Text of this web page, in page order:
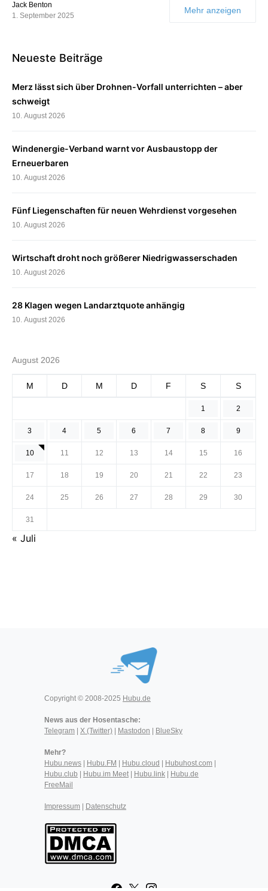
Jack Benton
1. September 2025
Mehr anzeigen
Neueste Beiträge
Merz lässt sich über Drohnen-Vorfall unterrichten – aber
schweigt
10. August 2026
Windenergie-Verband warnt vor Ausbaustopp der
Erneuerbaren
10. August 2026
Fünf Liegenschaften für neuen Wehrdienst vorgesehen
10. August 2026
Wirtschaft droht noch größerer Niedrigwasserschaden
10. August 2026
28 Klagen wegen Landarztquote anhängig
10. August 2026
August 2026
M D M D F S S
1 2
3 4 5 6 7 8 9
10 11 12 13 14 15 16
17 18 19 20 21 22 23
24 25 26 27 28 29 30
31
« Juli
Copyright © 2008-2025 Hubu.de
News aus der Hosentasche:
Telegram
X (Twitter) Mastodon BlueSky
Mehr?
Hubu.news
Hubu.FM Hubu.cloud Hubuhost.com
Hubu.club
Hubu.im Meet| Hubu.link
Hubu.de
FreeMail
Impressum Datenschutz